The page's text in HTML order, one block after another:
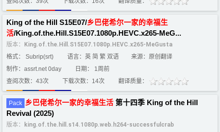
King of the Hill S15E07/乡 巴佬希尔一家的幸福生
活/King.of.the.Hill.S15E07.1080p.HEVC.x265-MeG...
版本：
King.of.the.Hill.S15E07.1080p.HEVC.x265-MeGusta
格式： Subrip(srt)
语言：英 简 繁 双语
来源：原创翻译
制作：assrt.net 0day
日期： 1周前
查阅次数：43次
下载次数：14次 翻译质量：
Pack 乡 巴佬希尔一家的幸福生活 第十四季 King of the Hill
Revival (2025)
版本：
king.of.the.hill.s14.1080p.web.h264-successfulcrab